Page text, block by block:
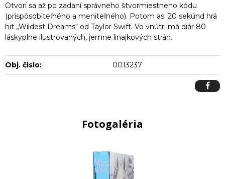
Otvorí sa až po zadaní správneho štvormiestneho kódu
(prispôsobiteľného a meniteľného). Potom asi 20 sekúnd hrá
hit „Wildest Dreams“ od Taylor Swift. Vo vnútri má diár 80
láskyplne ilustrovaných, jemne linajkových strán.
Obj. čislo: 0013237
Fotogaléria